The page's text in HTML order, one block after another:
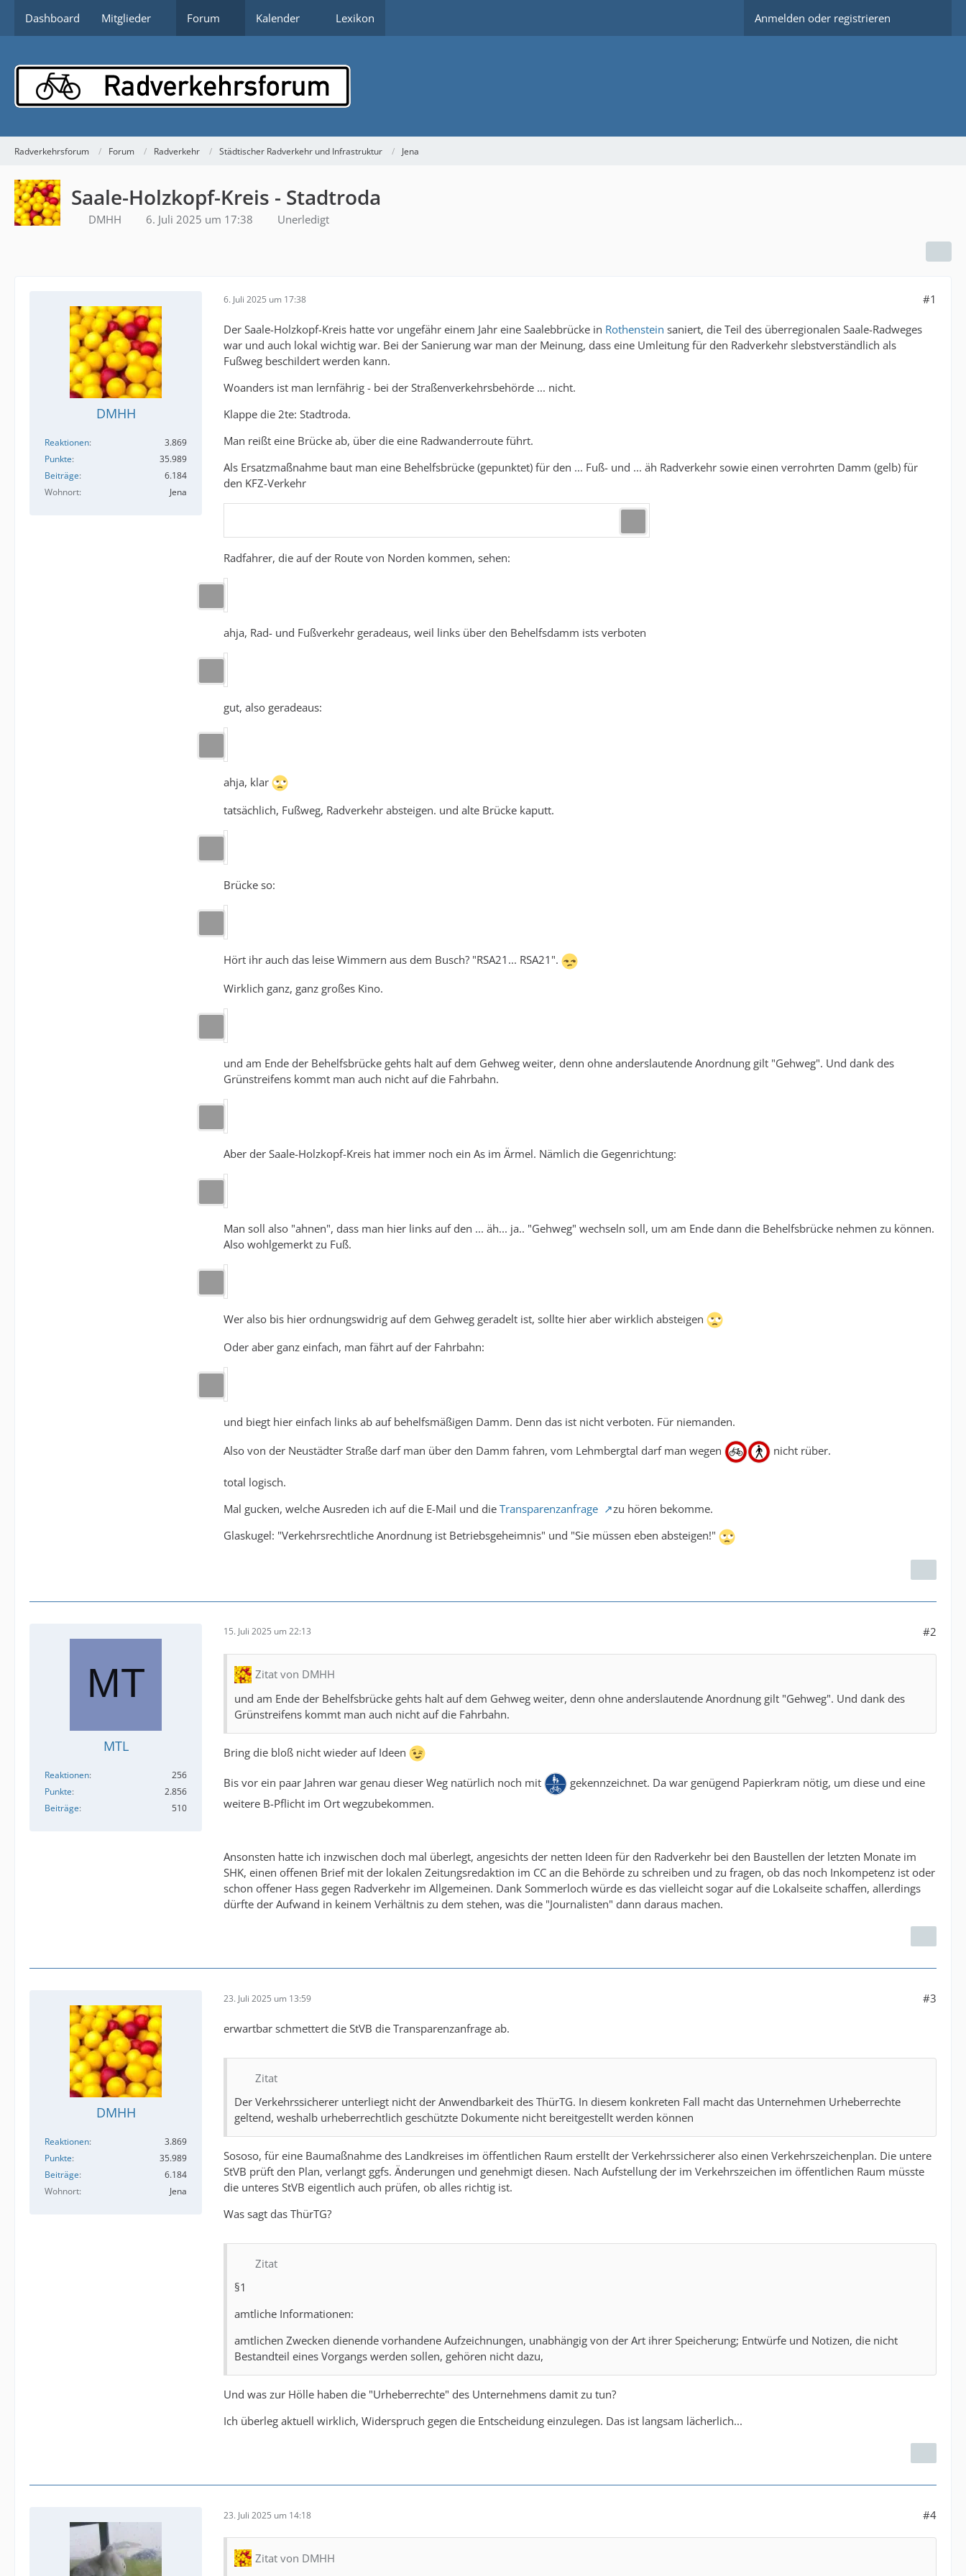
Dashboard Mitglieder Forum Kalender Lexikon Anmelden oder registrieren
Radverkehrsforum Forum Radverkehr Städtischer Radverkehr und Infrastruktur Jena
Saale-Holzkopf-Kreis - Stadtroda
DMHH 6. Juli 2025 um 17:38 Unerledigt
DMHH
Reaktionen
3.869
Punkte
35.989
Beiträge
6.184
Wohnort
Jena
6. Juli 2025 um 17:38 #1
Der Saale-Holzkopf-Kreis hatte vor ungefähr einem Jahr eine Saalebbrücke in Rothenstein saniert, die Teil des überregionalen Saale-Radweges
war und auch lokal wichtig war. Bei der Sanierung war man der Meinung, dass eine Umleitung für den Radverkehr slebstverständlich als
Fußweg beschildert werden kann.
Woanders ist man lernfährig - bei der Straßenverkehrsbehörde ... nicht.
Klappe die 2te: Stadtroda.
Man reißt eine Brücke ab, über die eine Radwanderroute führt.
Als Ersatzmaßnahme baut man eine Behelfsbrücke (gepunktet) für den ... Fuß- und ... äh Radverkehr sowie einen verrohrten Damm (gelb) für
den KFZ-Verkehr
Radfahrer, die auf der Route von Norden kommen, sehen:
ahja, Rad- und Fußverkehr geradeaus, weil links über den Behelfsdamm ists verboten
gut, also geradeaus:
ahja, klar
tatsächlich, Fußweg, Radverkehr absteigen. und alte Brücke kaputt.
Brücke so:
Hört ihr auch das leise Wimmern aus dem Busch? "RSA21... RSA21".
Wirklich ganz, ganz großes Kino.
und am Ende der Behelfsbrücke gehts halt auf dem Gehweg weiter, denn ohne anderslautende Anordnung gilt "Gehweg". Und dank des
Grünstreifens kommt man auch nicht auf die Fahrbahn.
Aber der Saale-Holzkopf-Kreis hat immer noch ein As im Ärmel. Nämlich die Gegenrichtung:
Man soll also "ahnen", dass man hier links auf den ... äh... ja.. "Gehweg" wechseln soll, um am Ende dann die Behelfsbrücke nehmen zu können.
Also wohlgemerkt zu Fuß.
Wer also bis hier ordnungswidrig auf dem Gehweg geradelt ist, sollte hier aber wirklich absteigen
Oder aber ganz einfach, man fährt auf der Fahrbahn:
und biegt hier einfach links ab auf behelfsmäßigen Damm. Denn das ist nicht verboten. Für niemanden.
Also von der Neustädter Straße darf man über den Damm fahren, vom Lehmbergtal darf man wegen nicht rüber.
total logisch.
Mal gucken, welche Ausreden ich auf die E-Mail und die Transparenzanfrage
zu hören bekomme.
Glaskugel: "Verkehrsrechtliche Anordnung ist Betriebsgeheimnis" und "Sie müssen eben absteigen!"
MTL
Reaktionen
256
Punkte
2.856
Beiträge
510
15. Juli 2025 um 22:13 #2
Zitat von DMHH
und am Ende der Behelfsbrücke gehts halt auf dem Gehweg weiter, denn ohne anderslautende Anordnung gilt "Gehweg". Und dank des
Grünstreifens kommt man auch nicht auf die Fahrbahn.
Bring die bloß nicht wieder auf Ideen
Bis vor ein paar Jahren war genau dieser Weg natürlich noch mit
gekennzeichnet. Da war genügend Papierkram nötig, um diese und eine
weitere B-Pflicht im Ort wegzubekommen.
Ansonsten hatte ich inzwischen doch mal überlegt, angesichts der netten Ideen für den Radverkehr bei den Baustellen der letzten Monate im
SHK, einen offenen Brief mit der lokalen Zeitungsredaktion im CC an die Behörde zu schreiben und zu fragen, ob das noch Inkompetenz ist oder
schon offener Hass gegen Radverkehr im Allgemeinen. Dank Sommerloch würde es das vielleicht sogar auf die Lokalseite schaffen, allerdings
dürfte der Aufwand in keinem Verhältnis zu dem stehen, was die "Journalisten" dann daraus machen.
DMHH
Reaktionen
3.869
Punkte
35.989
Beiträge
6.184
Wohnort
Jena
23. Juli 2025 um 13:59 #3
erwartbar schmettert die StVB die Transparenzanfrage ab.
Zitat
Der Verkehrssicherer unterliegt nicht der Anwendbarkeit des ThürTG. In diesem konkreten Fall macht das Unternehmen Urheberrechte
geltend, weshalb urheberrechtlich geschützte Dokumente nicht bereitgestellt werden können
Sososo, für eine Baumaßnahme des Landkreises im öffentlichen Raum erstellt der Verkehrssicherer also einen Verkehrszeichenplan. Die untere
StVB prüft den Plan, verlangt ggfs. Änderungen und genehmigt diesen. Nach Aufstellung der im Verkehrszeichen im öffentlichen Raum müsste
die unteres StVB eigentlich auch prüfen, ob alles richtig ist.
Was sagt das ThürTG?
Zitat
§1
amtliche Informationen:
amtlichen Zwecken dienende vorhandene Aufzeichnungen, unabhängig von der Art ihrer Speicherung; Entwürfe und Notizen, die nicht
Bestandteil eines Vorgangs werden sollen, gehören nicht dazu,
Und was zur Hölle haben die "Urheberrechte" des Unternehmens damit zu tun?
Ich überleg aktuell wirklich, Widerspruch gegen die Entscheidung einzulegen. Das ist langsam lächerlich...
23. Juli 2025 um 14:18 #4
Zitat von DMHH